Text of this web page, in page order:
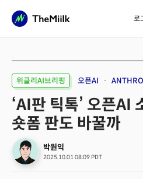
로
위클리AI브리핑 오픈AI
‘AI판 틱톡’ 오픈AI
숏폼 판도 바꿀까
박원익
2025.10.01 08:09 PDT